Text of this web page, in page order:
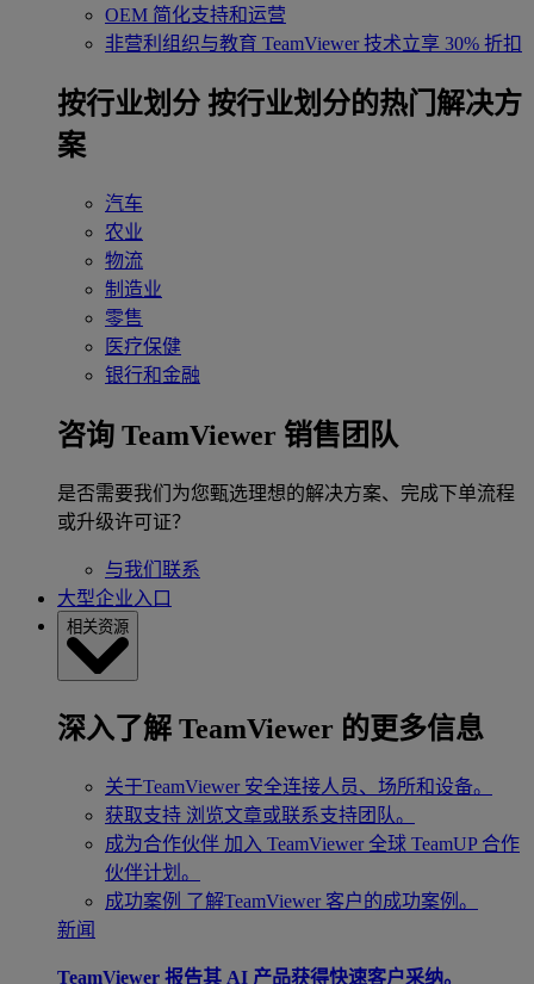
OEM 简化支持和运营
非营利组织与教育 TeamViewer 技术立享 30% 折扣
‌按行业划分 按行业划分的热门解决方
案
汽车
农业
物流
制造业
零售
医疗保健
银行和金融
咨询 TeamViewer 销售团队
是否需要我们为您甄选理想的解决方案、完成下单流程
或升级许可证？
与我们联系
大型企业入口
相关资源
深入了解 TeamViewer 的更多信息
关于TeamViewer 安全连接人员、场所和设备。
获取支持 浏览文章或联系支持团队。
成为合作伙伴 加入 TeamViewer 全球 TeamUP 合作
伙伴计划。
成功案例 了解TeamViewer 客户的成功案例。
新闻
TeamViewer 报告其 AI 产品获得快速客户采纳。